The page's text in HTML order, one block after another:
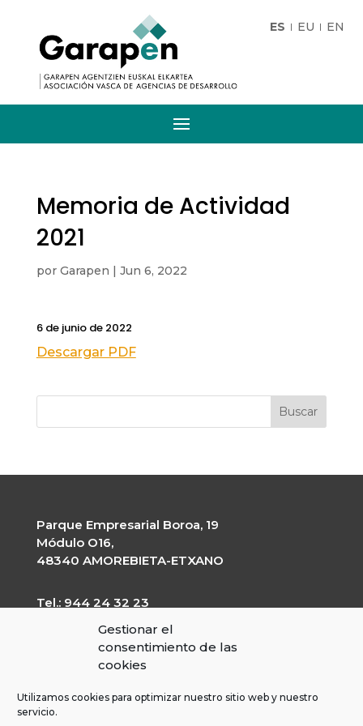
Gestionar el
consentimiento de las
cookies
Utilizamos cookies para optimizar nuestro sitio web y nuestro
servicio.
ES EU EN
Memoria de Actividad
2021
por Garapen | Jun 6, 2022
6 de junio de 2022
Descargar PDF
Parque Empresarial Boroa, 19
Módulo O16,
48340 AMOREBIETA-ETXANO
Tel.: 944 24 32 23
CIF: G-20227203